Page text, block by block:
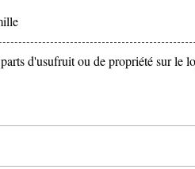
d'usufruit ou de propriété sur le